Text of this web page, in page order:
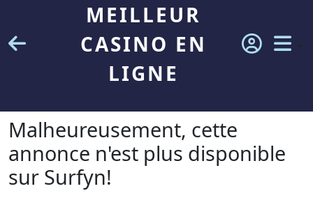
MEILLEUR
CASINO EN
LIGNE
Malheureusement, cette
annonce n'est plus disponible
sur Surfyn!